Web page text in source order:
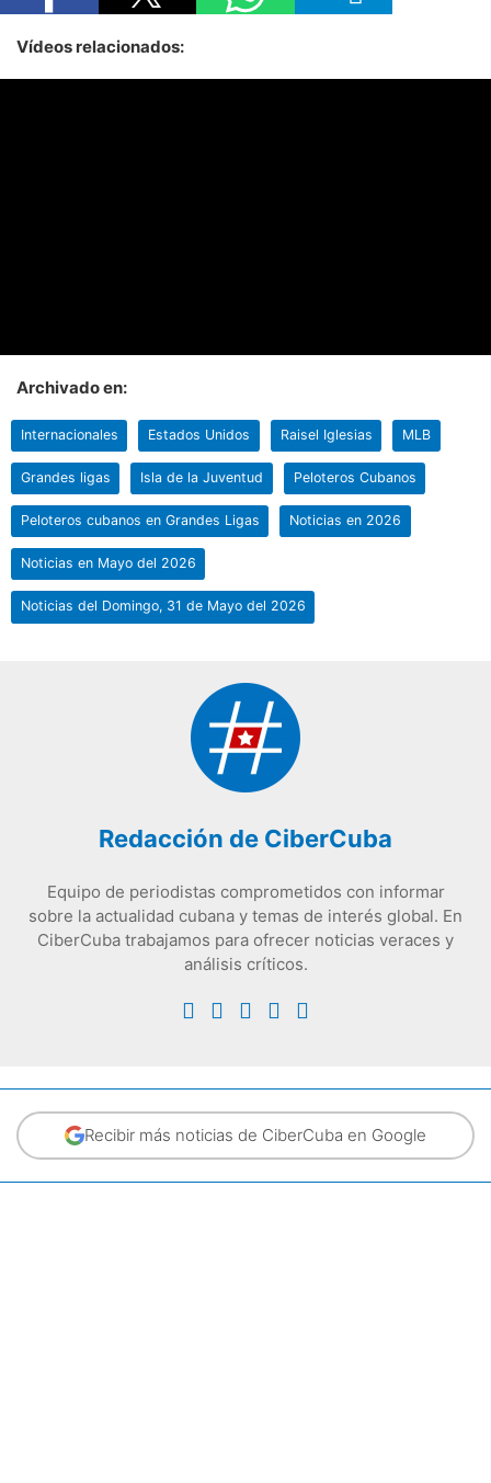
Vídeos relacionados:
Archivado en:
Internacionales Estados Unidos Raisel Iglesias MLB
Grandes ligas Isla de la Juventud Peloteros Cubanos
Peloteros cubanos en Grandes Ligas Noticias en 2026
Noticias en Mayo del 2026
Noticias del Domingo, 31 de Mayo del 2026
Redacción de CiberCuba
Equipo de periodistas comprometidos con informar
sobre la actualidad cubana y temas de interés global. En
CiberCuba trabajamos para ofrecer noticias veraces y
análisis críticos.
Recibir más noticias de CiberCuba en Google